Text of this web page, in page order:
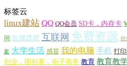
标签云
linux建站 QQ QQ会员 SD卡，内存卡
网 乱弹琵琶 互联网 免费资源 创
案 大学生活 感冒 我的电脑 手机 打
创业，国创赛，电子商务 教育 教育教